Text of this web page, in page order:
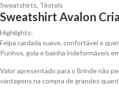
Sweatshirts, Têxteis
Sweatshirt Avalon
Highlights:
Felpa cardada suave, confortável e
Punhos, gola e bainha indeformáveis
Valor apresentado para o Brinde não
vantagens na compra de grandes